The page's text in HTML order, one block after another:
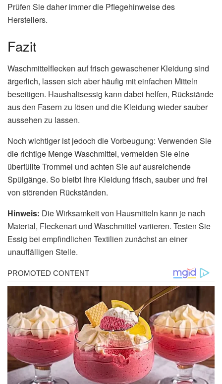
Prüfen Sie daher immer die Pflegehinweise des
Herstellers.
Fazit
Waschmittelflecken auf frisch gewaschener Kleidung sind
ärgerlich, lassen sich aber häufig mit einfachen Mitteln
beseitigen. Haushaltsessig kann dabei helfen, Rückstände
aus den Fasern zu lösen und die Kleidung wieder sauber
aussehen zu lassen.
Noch wichtiger ist jedoch die Vorbeugung: Verwenden Sie
die richtige Menge Waschmittel, vermeiden Sie eine
überfüllte Trommel und achten Sie auf ausreichende
Spülgänge. So bleibt Ihre Kleidung frisch, sauber und frei
von störenden Rückständen.
Hinweis: Die Wirksamkeit von Hausmitteln kann je nach
Material, Fleckenart und Waschmittel variieren. Testen Sie
Essig bei empfindlichen Textilien zunächst an einer
unauffälligen Stelle.